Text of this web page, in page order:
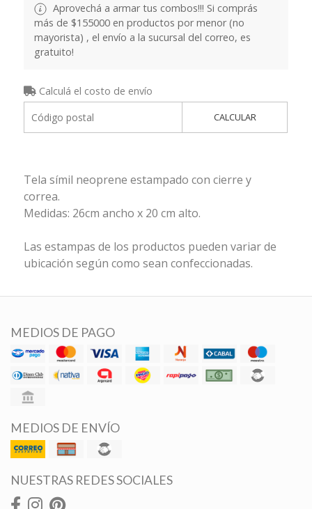
Aprovechá a armar tus combos!!! Si comprás
más de $155000 en productos por menor (no
mayorista) , el envío a la sucursal del correo, es
gratuito!
Calculá el costo de envío
CALCULAR
Tela símil neoprene estampado con cierre y
correa.
Medidas: 26cm ancho x 20 cm alto.
Las estampas de los productos pueden variar de
ubicación según como sean confeccionadas.
MEDIOS DE PAGO
MEDIOS DE ENVÍO
NUESTRAS REDES SOCIALES